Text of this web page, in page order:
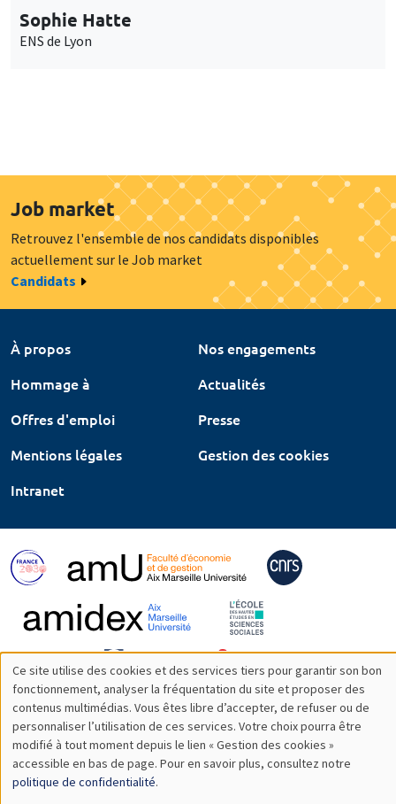
Sophie Hatte
ENS de Lyon
Job market
Retrouvez l'ensemble de nos candidats disponibles
actuellement sur le Job market
Candidats
À propos
Nos engagements
Hommage à
Actualités
Offres d'emploi
Presse
Mentions légales
Gestion des cookies
Intranet
Utilisation
des
données
personnelles
Ce site utilise des cookies et des services tiers pour garantir son bon
fonctionnement, analyser la fréquentation du site et proposer des
contenus multimédias. Vous êtes libre d’accepter, de refuser ou de
personnaliser l’utilisation de ces services. Votre choix pourra être
modifié à tout moment depuis le lien « Gestion des cookies »
accessible en bas de page. Pour en savoir plus, consultez notre
politique de confidentialité.